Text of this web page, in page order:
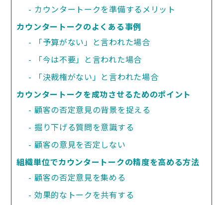
カウンタートークを準備するメリット
カウンタートークのよくある事例
「予算がない」と言われた場合
「今は不要」と言われた場合
「決裁権がない」と言われた場合
カウンタートークを成功させるためのポイント
顧客の否定意見の背景を捉える
掘り下げる質問を意識する
顧客の意見を否定しない
組織単位でカウンタートークの精度を高める方法
顧客の否定意見を集める
効果的なトークを共有する